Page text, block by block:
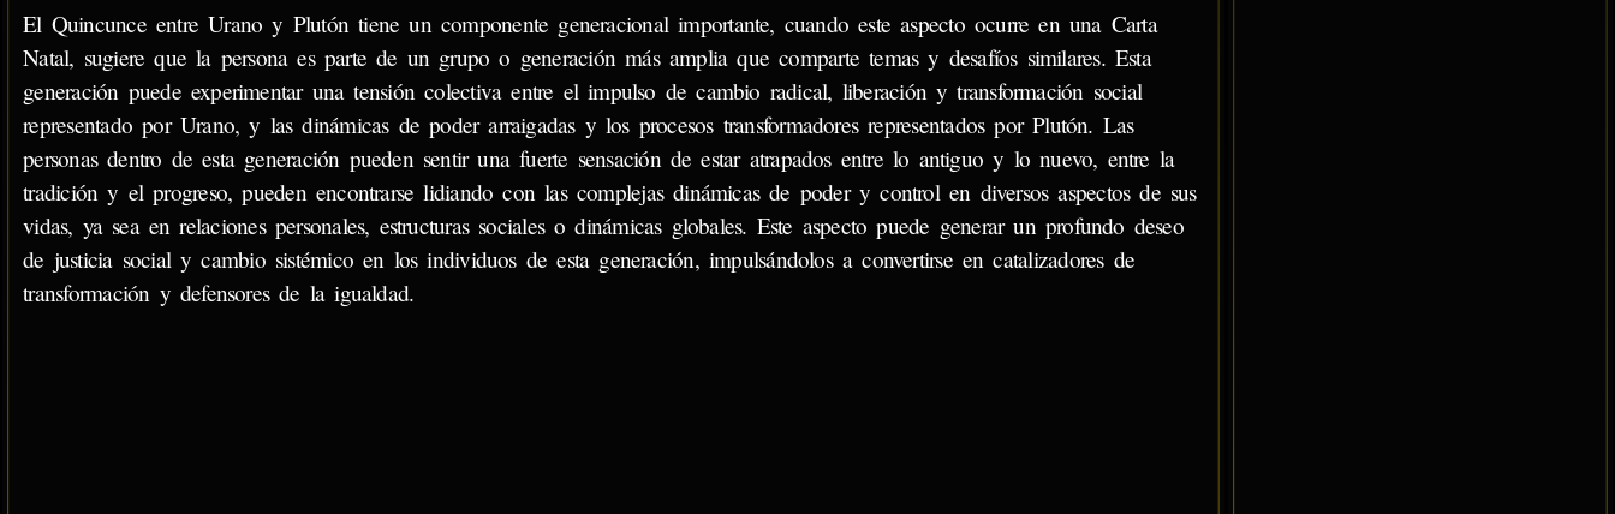
El Quincunce entre Urano y Plutón tiene un componente generacional importante, cuando este aspecto ocurre en una Carta
Natal, sugiere que la persona es parte de un grupo o generación más amplia que comparte temas y desafíos similares. Esta
generación puede experimentar una tensión colectiva entre el impulso de cambio radical, liberación y transformación social
representado por Urano, y las dinámicas de poder arraigadas y los procesos transformadores representados por Plutón. Las
personas dentro de esta generación pueden sentir una fuerte sensación de estar atrapados entre lo antiguo y lo nuevo, entre la
tradición y el progreso, pueden encontrarse lidiando con las complejas dinámicas de poder y control en diversos aspectos de sus
vidas, ya sea en relaciones personales, estructuras sociales o dinámicas globales. Este aspecto puede generar un profundo deseo
de justicia social y cambio sistémico en los individuos de esta generación, impulsándolos a convertirse en catalizadores de
transformación y defensores de la igualdad.